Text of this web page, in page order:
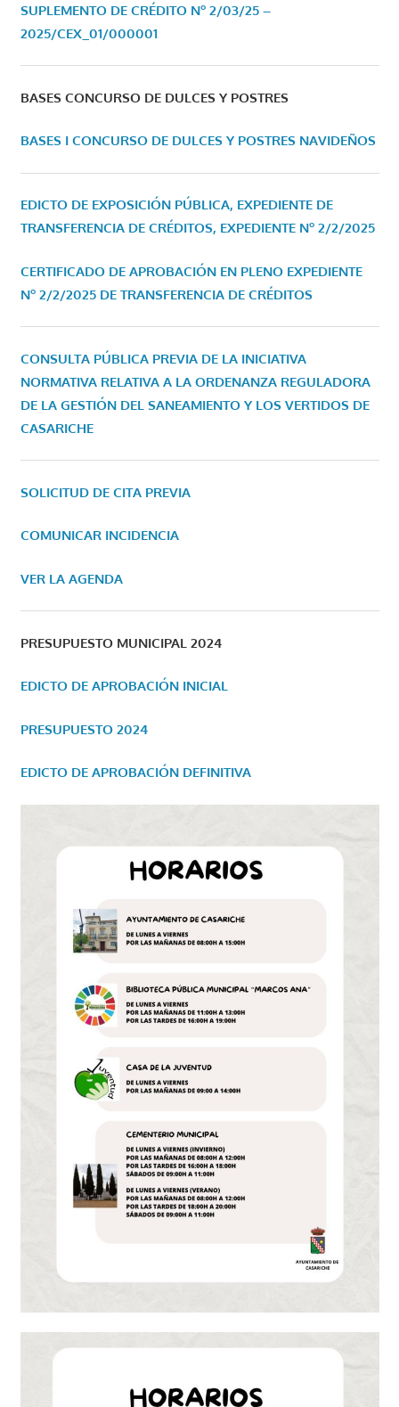
SUPLEMENTO DE CRÉDITO Nº 2/03/25 –
2025/CEX_01/000001
BASES CONCURSO DE DULCES Y POSTRES
BASES I CONCURSO DE DULCES Y POSTRES NAVIDEÑOS
EDICTO DE EXPOSICIÓN PÚBLICA, EXPEDIENTE DE
TRANSFERENCIA DE CRÉDITOS, EXPEDIENTE Nº 2/2/2025
CERTIFICADO DE APROBACIÓN EN PLENO EXPEDIENTE
Nº 2/2/2025 DE TRANSFERENCIA DE CRÉDITOS
CONSULTA PÚBLICA PREVIA DE LA INICIATIVA
NORMATIVA RELATIVA A LA ORDENANZA REGULADORA
DE LA GESTIÓN DEL SANEAMIENTO Y LOS VERTIDOS DE
CASARICHE
SOLICITUD DE CITA PREVIA
COMUNICAR INCIDENCIA
VER LA AGENDA
PRESUPUESTO MUNICIPAL 2024
EDICTO DE APROBACIÓN INICIAL
PRESUPUESTO 2024
EDICTO DE APROBACIÓN DEFINITIVA